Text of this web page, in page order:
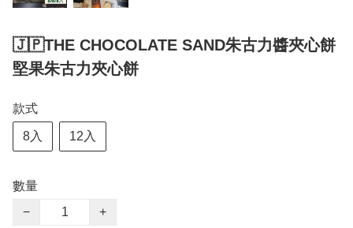
🇯🇵THE CHOCOLATE SAND朱古力醬夾心餅
堅果朱古力夾心餅
款式
8入 12入
數量
−
+